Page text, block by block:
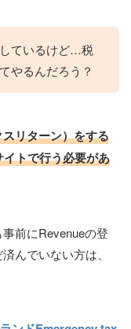
ているけど…税
やるんだろう？
リターン）をする
トで行う必要があ
前にRevenueの登
んでいない方は、